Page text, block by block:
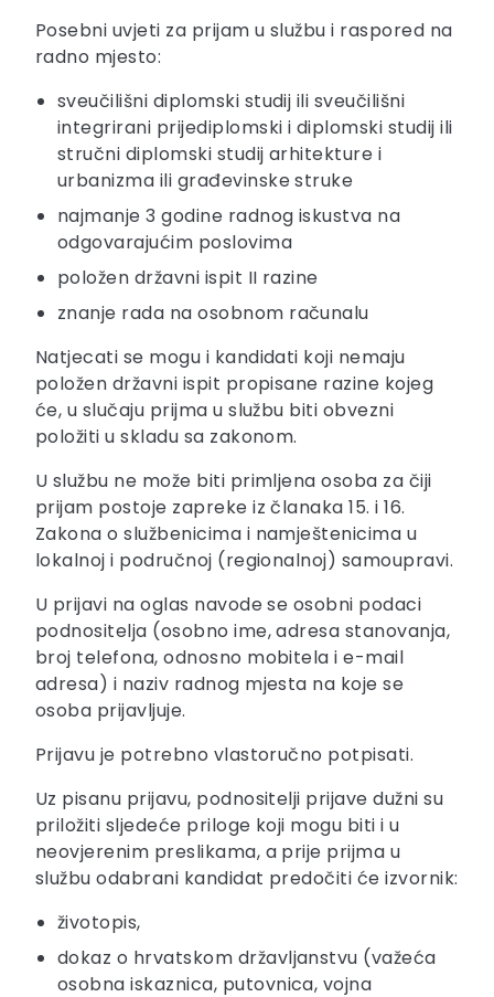
Posebni uvjeti za prijam u službu i raspored na
radno mjesto:
sveučilišni diplomski studij ili sveučilišni
integrirani prijediplomski i diplomski studij ili
stručni diplomski studij arhitekture i
urbanizma ili građevinske struke
najmanje 3 godine radnog iskustva na
odgovarajućim poslovima
položen državni ispit II razine
znanje rada na osobnom računalu
Natjecati se mogu i kandidati koji nemaju
položen državni ispit propisane razine kojeg
će, u slučaju prijma u službu biti obvezni
položiti u skladu sa zakonom.
U službu ne može biti primljena osoba za čiji
prijam postoje zapreke iz članaka 15. i 16.
Zakona o službenicima i namještenicima u
lokalnoj i područnoj (regionalnoj) samoupravi.
U prijavi na oglas navode se osobni podaci
podnositelja (osobno ime, adresa stanovanja,
broj telefona, odnosno mobitela i e-mail
adresa) i naziv radnog mjesta na koje se
osoba prijavljuje.
Prijavu je potrebno vlastoručno potpisati.
Uz pisanu prijavu, podnositelji prijave dužni su
priložiti sljedeće priloge koji mogu biti i u
neovjerenim preslikama, a prije prijma u
službu odabrani kandidat predočiti će izvornik:
životopis,
dokaz o hrvatskom državljanstvu (važeća
osobna iskaznica, putovnica, vojna